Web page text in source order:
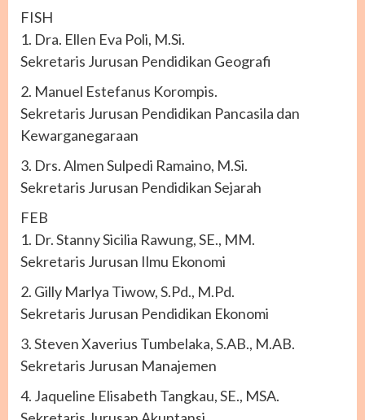
FISH
1. Dra. Ellen Eva Poli, M.Si.
Sekretaris Jurusan Pendidikan Geografi
2. Manuel Estefanus Korompis.
Sekretaris Jurusan Pendidikan Pancasila dan
Kewarganegaraan
3. Drs. Almen Sulpedi Ramaino, M.Si.
Sekretaris Jurusan Pendidikan Sejarah
FEB
1. Dr. Stanny Sicilia Rawung, SE., MM.
Sekretaris Jurusan Ilmu Ekonomi
2. Gilly Marlya Tiwow, S.Pd., M.Pd.
Sekretaris Jurusan Pendidikan Ekonomi
3. Steven Xaverius Tumbelaka, S.AB., M.AB.
Sekretaris Jurusan Manajemen
4. Jaqueline Elisabeth Tangkau, SE., MSA.